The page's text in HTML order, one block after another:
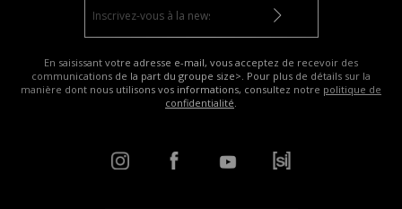
En saisissant votre adresse e-mail, vous acceptez de recevoir des
communications de la part du groupe size>. Pour plus de détails sur la
manière dont nous utilisons vos informations, consultez notre politique de
confidentialité.